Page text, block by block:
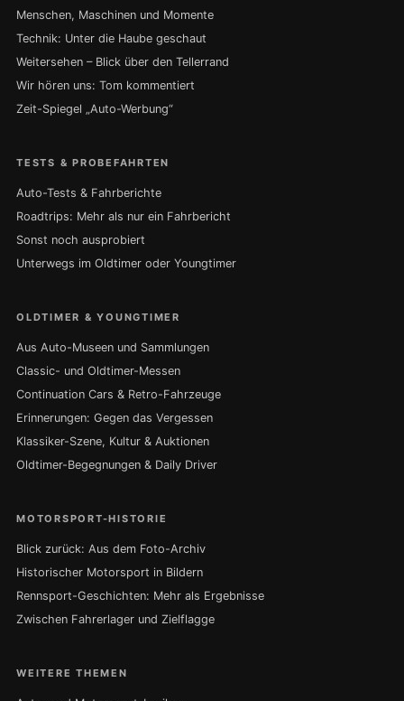
Menschen, Maschinen und Momente
Technik: Unter die Haube geschaut
Weitersehen – Blick über den Tellerrand
Wir hören uns: Tom kommentiert
Zeit-Spiegel „Auto-Werbung“
TESTS & PROBEFAHRTEN
Auto-Tests & Fahrberichte
Roadtrips: Mehr als nur ein Fahrbericht
Sonst noch ausprobiert
Unterwegs im Oldtimer oder Youngtimer
OLDTIMER & YOUNGTIMER
Aus Auto-Museen und Sammlungen
Classic- und Oldtimer-Messen
Continuation Cars & Retro-Fahrzeuge
Erinnerungen: Gegen das Vergessen
Klassiker-Szene, Kultur & Auktionen
Oldtimer-Begegnungen & Daily Driver
MOTORSPORT-HISTORIE
Blick zurück: Aus dem Foto-Archiv
Historischer Motorsport in Bildern
Rennsport-Geschichten: Mehr als Ergebnisse
Zwischen Fahrerlager und Zielflagge
WEITERE THEMEN